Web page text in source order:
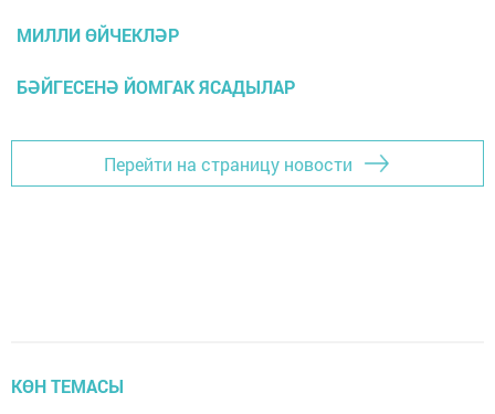
МИЛЛИ ӨЙЧЕКЛӘР
БӘЙГЕСЕНӘ ЙОМГАК ЯСАДЫЛАР
Перейти на страницу новости
КӨН ТЕМАСЫ